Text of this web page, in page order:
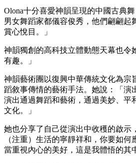
Olona十分喜愛神韻呈現的中國古典
男女舞蹈家都儀容俊秀，他們翩翩起
賞心悅目。」
神韻獨創的高科技立體動態天幕也令
有趣。」
神韻藝術團以復興中華傳統文化為宗
蹈敘事傳情的藝術手法。她說：「演
演出通過舞蹈和藝術，通過美妙、平
文化。」
她也分享了自己從演出中收穫的啟示
（注重）生活的寧靜祥和，你要如
當重視內心的美好，這是我體悟的其